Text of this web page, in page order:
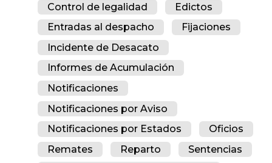
Control de legalidad
Edictos
Entradas al despacho
Fijaciones
Incidente de Desacato
Informes de Acumulación
Notificaciones
Notificaciones por Aviso
Notificaciones por Estados
Oficios
Remates
Reparto
Sentencias